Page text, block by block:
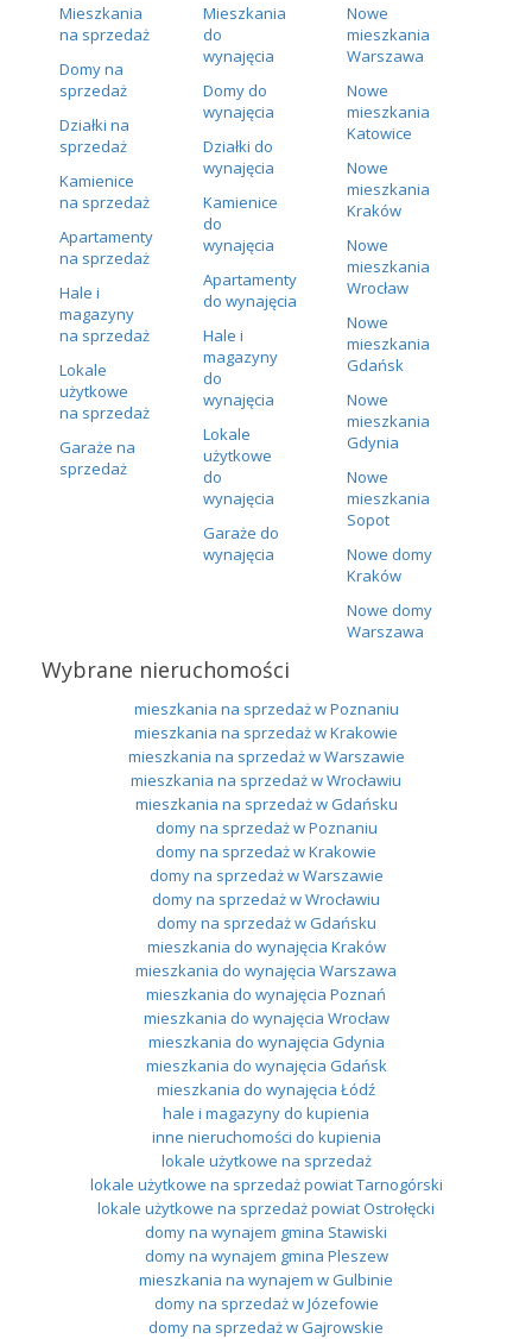
Mieszkania
na sprzedaż
Domy na
sprzedaż
Działki na
sprzedaż
Kamienice
na sprzedaż
Apartamenty
na sprzedaż
Hale i
magazyny
na sprzedaż
Lokale
użytkowe
na sprzedaż
Garaże na
sprzedaż
Mieszkania
do
wynajęcia
Domy do
wynajęcia
Działki do
wynajęcia
Kamienice
do
wynajęcia
Apartamenty
do wynajęcia
Hale i
magazyny
do
wynajęcia
Lokale
użytkowe
do
wynajęcia
Garaże do
wynajęcia
Nowe
mieszkania
Warszawa
Nowe
mieszkania
Katowice
Nowe
mieszkania
Kraków
Nowe
mieszkania
Wrocław
Nowe
mieszkania
Gdańsk
Nowe
mieszkania
Gdynia
Nowe
mieszkania
Sopot
Nowe domy
Kraków
Nowe domy
Warszawa
Wybrane nieruchomości
mieszkania na sprzedaż w Poznaniu
mieszkania na sprzedaż w Krakowie
mieszkania na sprzedaż w Warszawie
mieszkania na sprzedaż w Wrocławiu
mieszkania na sprzedaż w Gdańsku
domy na sprzedaż w Poznaniu
domy na sprzedaż w Krakowie
domy na sprzedaż w Warszawie
domy na sprzedaż w Wrocławiu
domy na sprzedaż w Gdańsku
mieszkania do wynajęcia Kraków
mieszkania do wynajęcia Warszawa
mieszkania do wynajęcia Poznań
mieszkania do wynajęcia Wrocław
mieszkania do wynajęcia Gdynia
mieszkania do wynajęcia Gdańsk
mieszkania do wynajęcia Łódź
hale i magazyny do kupienia
inne nieruchomości do kupienia
lokale użytkowe na sprzedaż
lokale użytkowe na sprzedaż powiat Tarnogórski
lokale użytkowe na sprzedaż powiat Ostrołęcki
domy na wynajem gmina Stawiski
domy na wynajem gmina Pleszew
mieszkania na wynajem w Gulbinie
domy na sprzedaż w Józefowie
domy na sprzedaż w Gajrowskie